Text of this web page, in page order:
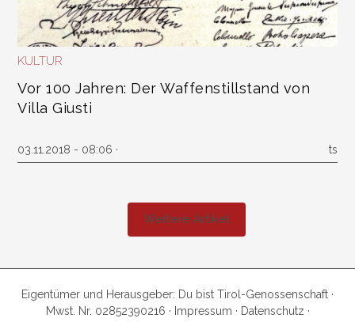
KULTUR
Vor 100 Jahren: Der Waffenstillstand von
Villa Giusti
03.11.2018 - 08:06 · ts
Weitere Artikel
Eigentümer und Herausgeber: Du bist Tirol-Genossenschaft ·
Mwst. Nr. 02852390216 · Impressum · Datenschutz ·